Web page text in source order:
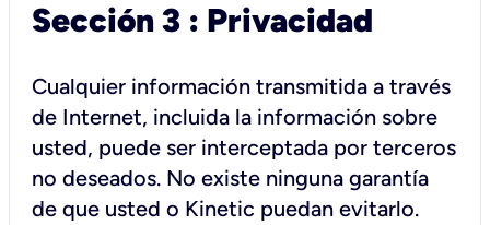
Sección 3 : Privacidad
Cualquier información transmitida a través
de Internet, incluida la información sobre
usted, puede ser interceptada por terceros
no deseados. No existe ninguna garantía
de que usted o Kinetic puedan evitarlo.